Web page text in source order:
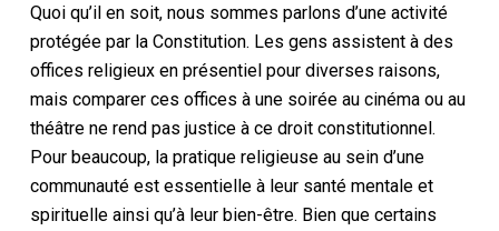
Quoi qu’il en soit, nous sommes parlons d’une activité
protégée par la Constitution. Les gens assistent à des
offices religieux en présentiel pour diverses raisons,
mais comparer ces offices à une soirée au cinéma ou au
théâtre ne rend pas justice à ce droit constitutionnel.
Pour beaucoup, la pratique religieuse au sein d’une
communauté est essentielle à leur santé mentale et
spirituelle ainsi qu’à leur bien-être. Bien que certains